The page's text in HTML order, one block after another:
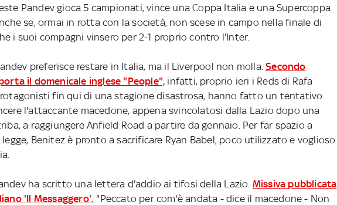
Pandev gioca 5 campionati, vince una Coppa Italia e una Supercoppa
se, ormai in rotta con la società, non scese in campo nella finale di
i suoi compagni vinsero per 2-1 proprio contro l'Inter.
preferisce restare in Italia, ma il Liverpool non molla.Secondo
il domenicale inglese "People", infatti, proprio ieri i Reds di Rafa
fin qui di una stagione disastrosa, hanno fatto un tentativo
l'attaccante macedone, appena svincolatosi dalla Lazio dopo una
a raggiungere Anfield Road a partire da gennaio. Per far spazio a
legge, Benitez è pronto a sacrificare Ryan Babel, poco utilizzato e voglioso
ha scritto una lettera d'addio ai tifosi della Lazio. Missiva pubblicata
'Il Messaggero'. "Peccato per com'è andata - dice il macedone - Non